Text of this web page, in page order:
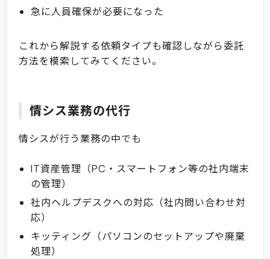
急に人員確保が必要になった
これから解説する依頼タイプも確認しながら委託
方法を模索してみてください。
情シス業務の代行
情シスが行う業務の中でも
IT資産管理（PC・スマートフォン等の社内端末
の管理）
社内ヘルプデスクへの対応（社内問い合わせ対
応）
キッティング（パソコンのセットアップや廃棄
処理）